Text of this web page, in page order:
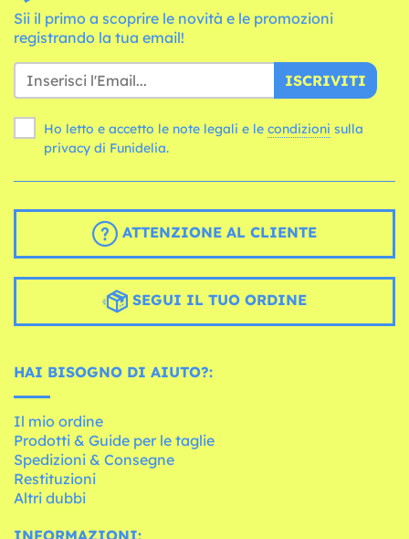
Sii il primo a scoprire le novità e le promozioni
registrando la tua email!
ISCRIVITI
Ho letto e accetto le note legali e le condizioni
privacy di Funidelia.
ATTENZIONE AL CLIENTE
SEGUI IL TUO ORDINE
HAI BISOGNO DI AIUTO?:
Il mio ordine
Prodotti & Guide per le taglie
Spedizioni & Consegne
Restituzioni
Altri dubbi